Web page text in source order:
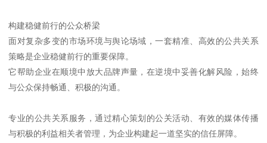
构建稳健前行的公众桥梁
面对复杂多变的市场环境与舆论场域，一套精准、高效的公共关系
策略是企业稳健前行的重要保障。
它帮助企业在顺境中放大品牌声量，在逆境中妥善化解风险，始终
与公众保持畅通、积极的沟通。
专业的公共关系服务，通过精心策划的公关活动、有效的媒体传播
与积极的利益相关者管理，为企业构建起一道坚实的信任屏障。